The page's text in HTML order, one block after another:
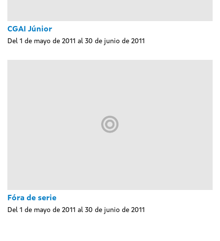
CGAI Júnior
Del 1 de mayo de 2011 al 30 de junio de 2011
Fóra de serie
Del 1 de mayo de 2011 al 30 de junio de 2011